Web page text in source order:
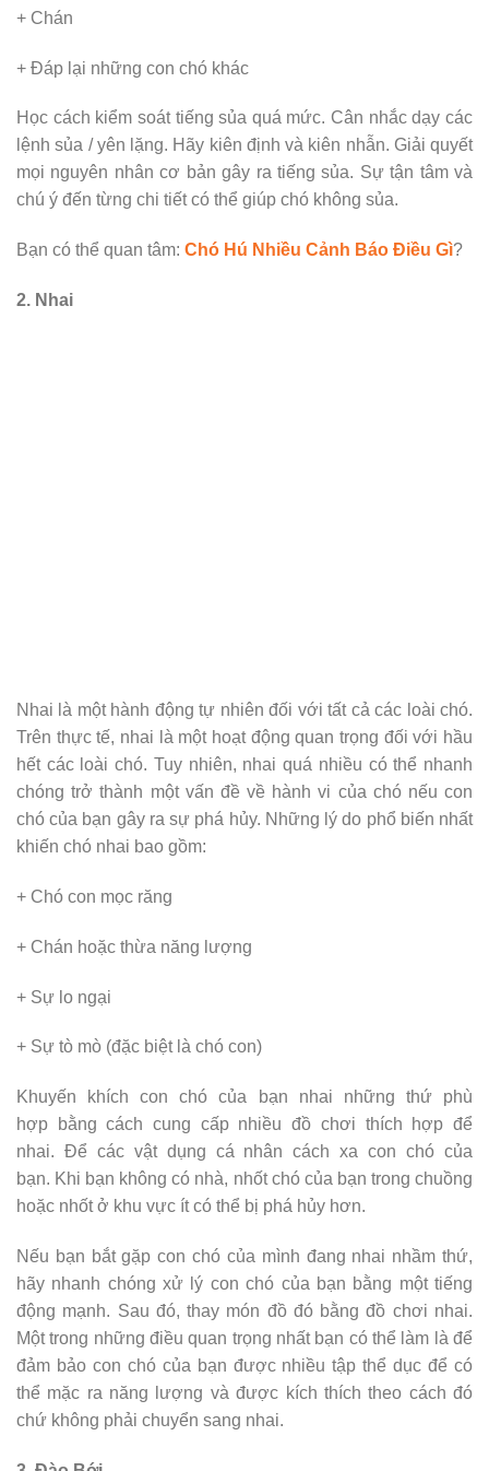
+ Chán
+ Đáp lại những con chó khác
Học cách kiểm soát tiếng sủa quá mức. Cân nhắc dạy các
lệnh sủa / yên lặng. Hãy kiên định và kiên nhẫn. Giải quyết
mọi nguyên nhân cơ bản gây ra tiếng sủa. Sự tận tâm và
chú ý đến từng chi tiết có thể giúp chó không sủa.
Bạn có thể quan tâm: Chó Hú Nhiều Cảnh Báo Điều Gì?
2. Nhai
Nhai là một hành động tự nhiên đối với tất cả các loài chó.
Trên thực tế, nhai là một hoạt động quan trọng đối với hầu
hết các loài chó. Tuy nhiên, nhai quá nhiều có thể nhanh
chóng trở thành một vấn đề về hành vi của chó nếu con
chó của bạn gây ra sự phá hủy. Những lý do phổ biến nhất
khiến chó nhai bao gồm:
+ Chó con mọc răng
+ Chán hoặc thừa năng lượng
+ Sự lo ngại
+ Sự tò mò (đặc biệt là chó con)
Khuyến khích con chó của bạn nhai những thứ phù
hợp bằng cách cung cấp nhiều đồ chơi thích hợp để
nhai. Để các vật dụng cá nhân cách xa con chó của
bạn. Khi bạn không có nhà, nhốt chó của bạn trong chuồng
hoặc nhốt ở khu vực ít có thể bị phá hủy hơn.
Nếu bạn bắt gặp con chó của mình đang nhai nhầm thứ,
hãy nhanh chóng xử lý con chó của bạn bằng một tiếng
động mạnh. Sau đó, thay món đồ đó bằng đồ chơi nhai.
Một trong những điều quan trọng nhất bạn có thể làm là để
đảm bảo con chó của bạn được nhiều tập thể dục để có
thể mặc ra năng lượng và được kích thích theo cách đó
chứ không phải chuyển sang nhai.